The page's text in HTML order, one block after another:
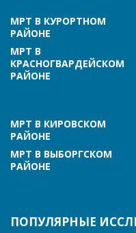
МРТ В КУРОРТНОМ
РАЙОНЕ
МРТ В
КРАСНОГВАРДЕЙСКОМ
РАЙОНЕ
МРТ В КИРОВСКОМ
РАЙОНЕ
МРТ В ВЫБОРГСКОМ
РАЙОНЕ
ПОПУЛЯРНЫЕ